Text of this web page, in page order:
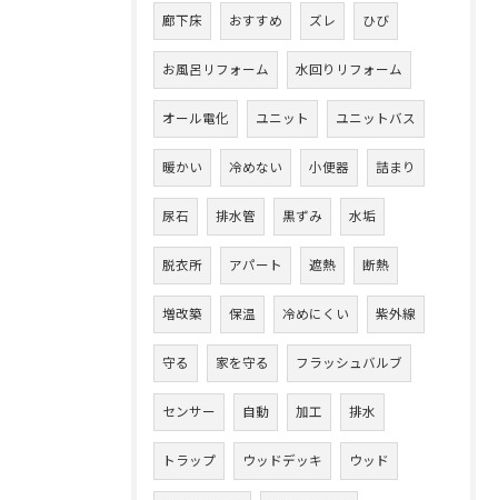
廊下床 おすすめ ズレ ひび
お風呂リフォーム 水回りリフォーム
オール電化 ユニット ユニットバス
暖かい 冷めない 小便器 詰まり
尿石 排水管 黒ずみ 水垢
脱衣所 アパート 遮熱 断熱
増改築 保温 冷めにくい 紫外線
守る 家を守る フラッシュバルブ
センサー 自動 加工 排水
トラップ ウッドデッキ ウッド